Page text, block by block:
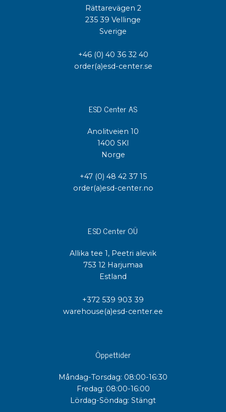
Rättarevägen 2
235 39 Vellinge
Sverige
+46 (0) 40 36 32 40
order(a)esd-center.se
ESD Center AS
Anolitveien 10
1400 SKI
Norge
+47 (0) 48 42 37 15
order(a)esd-center.no
ESD Center OÜ
Allika tee 1, Peetri alevik
753 12 Harjumaa
Estland
+372 539 903 39
warehouse(a)esd-center.ee
Öppettider
Måndag-Torsdag: 08:00-16:30
Fredag: 08:00-16:00
Lördag-Söndag: Stängt